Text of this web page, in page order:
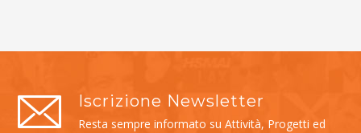
Iscrizione Newsletter
Resta sempre informato su Attività, Progetti ed